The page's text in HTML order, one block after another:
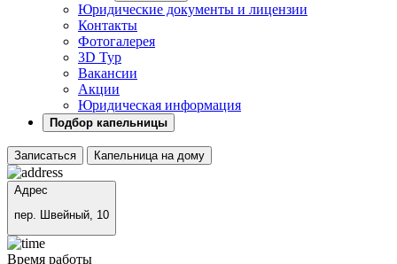
Юридические документы и лицензии
Контакты
Фотогалерея
3D Тур
Вакансии
Акции
Юридическая информация
Подбор капельницы
Записаться Капельница на дому
Адрес
пер. Швейный, 10
Время работы